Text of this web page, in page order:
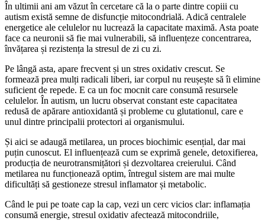
În ultimii ani am văzut în cercetare că la o parte dintre copiii cu
autism există semne de disfuncție mitocondrială. Adică centralele
energetice ale celulelor nu lucrează la capacitate maximă. Asta poate
face ca neuronii să fie mai vulnerabili, să influențeze concentrarea,
învățarea și rezistența la stresul de zi cu zi.
Pe lângă asta, apare frecvent și un stres oxidativ crescut. Se
formează prea mulți radicali liberi, iar corpul nu reușește să îi elimine
suficient de repede. E ca un foc mocnit care consumă resursele
celulelor. În autism, un lucru observat constant este capacitatea
redusă de apărare antioxidantă și probleme cu glutationul, care e
unul dintre principalii protectori ai organismului.
Și aici se adaugă metilarea, un proces biochimic esențial, dar mai
puțin cunoscut. El influențează cum se exprimă genele, detoxifierea,
producția de neurotransmițători și dezvoltarea creierului. Când
metilarea nu funcționează optim, întregul sistem are mai multe
dificultăți să gestioneze stresul inflamator și metabolic.
Când le pui pe toate cap la cap, vezi un cerc vicios clar: inflamația
consumă energie, stresul oxidativ afectează mitocondriile,